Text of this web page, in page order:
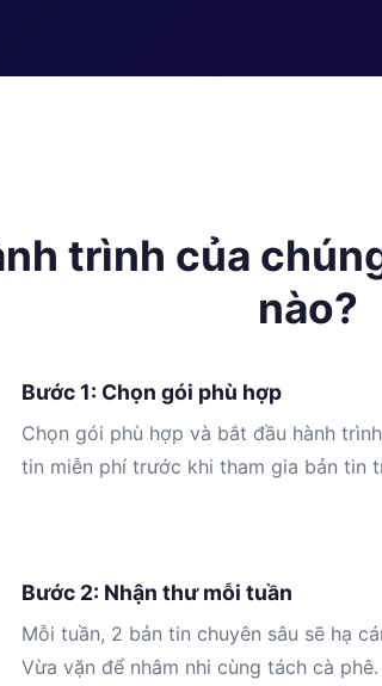
trình của
nào?
Bước 1: Chọn gói phù hợp
Chọn gói phù hợp và bắt đầu hành
tin miễn phí trước khi tham gia bản tin
Bước 2: Nhận thư mỗi tuần
Mỗi tuần, 2 bản tin chuyên sâu sẽ hạ
Vừa vặn để nhâm nhi cùng tách cà phê.